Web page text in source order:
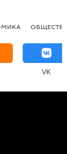
VK